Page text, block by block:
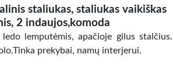
staliukas, staliukas vaikiškas
2 indaujos,komoda
lemputėmis, apačioje gilus stalčius.
prekybai, namų interjerui.